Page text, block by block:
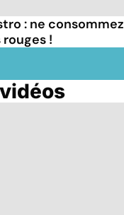
: ne consommez
!